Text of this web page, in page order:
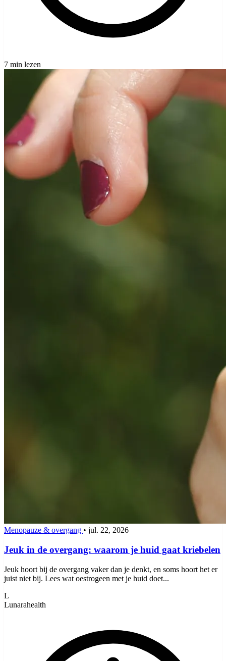
7 min lezen
Menopauze & overgang • jul. 22, 2026
Jeuk in de overgang: waarom je huid gaat kriebelen
Jeuk hoort bij de overgang vaker dan je denkt, en soms hoort het er
juist niet bij. Lees wat oestrogeen met je huid doet...
L
Lunarahealth